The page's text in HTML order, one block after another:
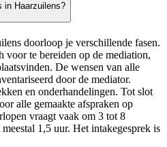
in Haarzuilens?
doorloop je verschillende fasen.
voor te bereiden op de mediation,
De wensen van alle
door de mediator.
en onderhandelingen. Tot slot
alle gemaakte afspraken op
vraagt vaak om 3 tot 8
1,5 uur. Het intakegesprek is